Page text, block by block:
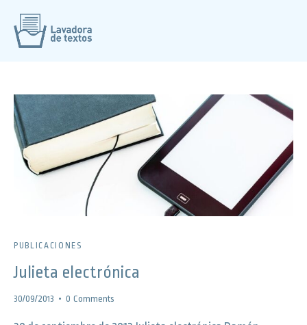
PUBLICACIONES
Julieta electrónica
30/09/2013 0 Comments